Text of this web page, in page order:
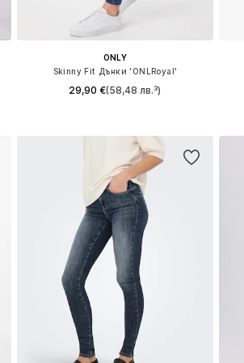
ONLY
Skinny Fit Дънки 'ONLRoyal'
29,90 €(58,48 лв.³)
Добави в кошницата